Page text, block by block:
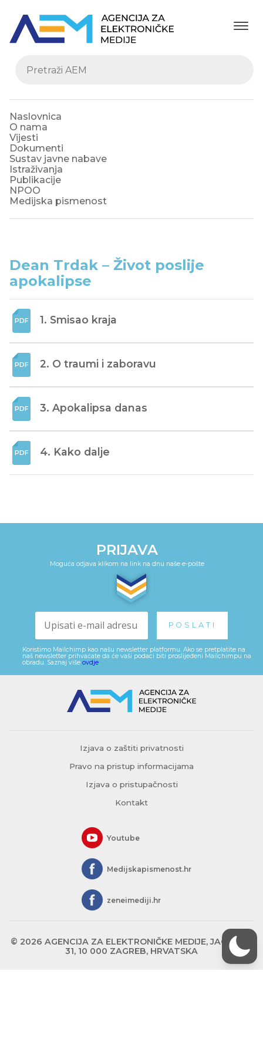
Naslovnica
O nama
Vijesti
Dokumenti
Sustav javne nabave
Istraživanja
Publikacije
NPOO
Medijska pismenost
Dean Trdak – Život poslije
apokalipse
1. Smisao kraja
2. O traumi i zaboravu
3. Apokalipsa danas
4. Kako dalje
PRIJAVA
Moguća odjava klikom na link na dnu naše e-pošte
Koristimo Mailchimp kao našu newsletter platformu. Ako se pretplatite na
naš newsletter prihvaćate da će vaši podaci biti proslijeđeni Mailchimpu na
obradu. Saznaj više ovdje
Izjava o zaštiti privatnosti
Pravo na pristup informacijama
Izjava o pristupačnosti
Kontakt
Youtube
Medijskapismenost.hr
zeneimediji.hr
© 2026 AGENCIJA ZA ELEKTRONIČKE MEDIJE, JAGIĆEVA
31, 10 000 ZAGREB, HRVATSKA